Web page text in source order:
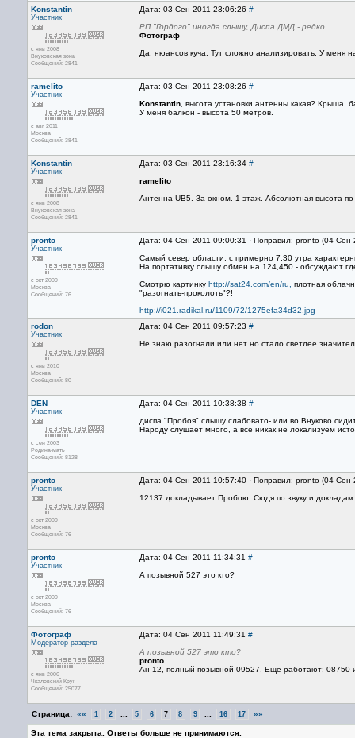
Konstantin
Участник
с янв 2008
Внуковская зона
Сообщений: 2841
Дата: 03 Сен 2011 23:06:26 #
РП "Гордого" иногда слышу, Диспа ДМД - редко.
Фотограф
Да, нюансов куча. Тут сложно анализировать. У меня
ramelito
Участник
с авг 2011
Москва
Сообщений: 3841
Дата: 03 Сен 2011 23:08:26 #
Konstantin , высота установки антенны какая? Крыша,
У меня балкон - высота 50 метров.
Konstantin
Участник
с янв 2008
Внуковская зона
Сообщений: 2841
Дата: 03 Сен 2011 23:16:34 #
ramelito
Антенна UB5. За окном. 1 этаж. Абсолютная высота
pronto
Участник
с окт 2009
Москва
Сообщений: 76
Дата: 04 Сен 2011 09:00:31 · Поправил: pronto (04
Самый север области, с примерно 7:30 утра
На портативку слышу обмен на 124,450 - обсуждают
Смотрю картинку http://sat24.com/en/ru,
плотная
"разогнать-проколоть"?!
http://i021.radikal.ru/1109/72/1275efa34d32.jpg
rodon
Участник
с янв 2010
Москва
Сообщений: 80
Дата: 04 Сен 2011 09:57:23 #
Не знаю разогнали или нет но стало светлее
DEN
Участник
с сен 2003
Родина-мать
Сообщений: 8128
Дата: 04 Сен 2011 10:38:38 #
диспа "Пробоя" слышу слабовато- или во Внуково
Народу слушает много, а все никак не локализуем
pronto
Участник
с окт 2009
Москва
Сообщений: 76
Дата: 04 Сен 2011 10:57:40 · Поправил: pronto (04 Сен
12137 докладывает Пробою. Сюдя по звуку и
pronto
Участник
с окт 2009
Москва
Сообщений: 76
Дата: 04 Сен 2011 11:34:31 #
А позывной 527 это кто?
Фотограф
Модератор раздела
с янв 2006
Чкаловский-Круг
Сообщений: 25077
Дата: 04 Сен 2011 11:49:31 #
А позывной 527 это кто?
pronto
Ан-12, полный позывной 09527. Ещё работают: 08750
Страница: «« 1 2 5 6 7 8 9 16 17 »»
Эта тема закрыта. Ответы больше не принимаются.